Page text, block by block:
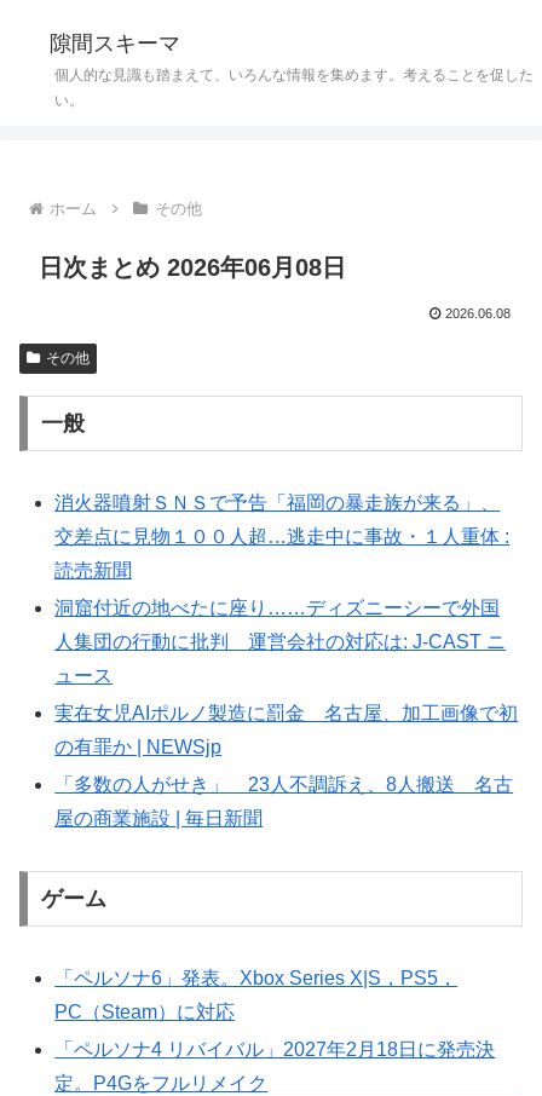
隙間スキーマ
個人的な見識も踏まえて、いろんな情報を集めます。考えることを促した
い。
ホーム その他
日次まとめ 2026年06月08日
2026.06.08
その他
一般
消火器噴射ＳＮＳで予告「福岡の暴走族が来る」、
交差点に見物１００人超…逃走中に事故・１人重体 :
読売新聞
洞窟付近の地べたに座り……ディズニーシーで外国
人集団の行動に批判 運営会社の対応は: J-CAST ニ
ュース
実在女児AIポルノ製造に罰金 名古屋、加工画像で初
の有罪か | NEWSjp
「多数の人がせき」 23人不調訴え、8人搬送 名古
屋の商業施設 | 毎日新聞
ゲーム
「ペルソナ6」発表。Xbox Series X|S，PS5，
PC（Steam）に対応
「ペルソナ4 リバイバル」2027年2月18日に発売決
定。P4Gをフルリメイク